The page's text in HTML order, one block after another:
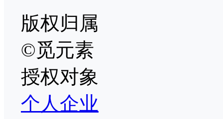
版权归属
©觅元素
授权对象
个人企业